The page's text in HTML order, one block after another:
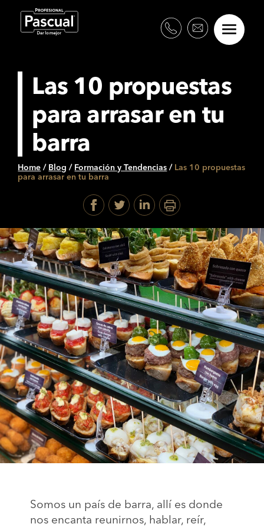
Las 10 propuestas
para arrasar en tu
barra
Home / Blog / Formación y Tendencias / Las 10 propuestas
para arrasar en tu barra
Somos un país de barra, allí es donde
nos encanta reunirnos, hablar, reír,